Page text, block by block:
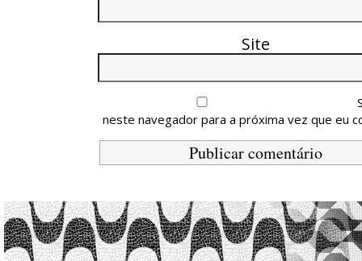
Site
neste navegador para a próxima vez que eu